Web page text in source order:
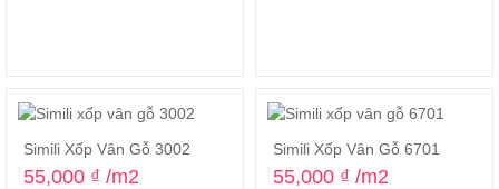
Simili Xốp Vân Gỗ 3002
55,000 ₫ /m2
Simili Xốp Vân Gỗ 6701
55,000 ₫ /m2